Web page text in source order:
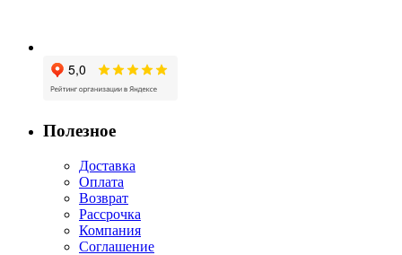
Полезное
Доставка
Оплата
Возврат
Рассрочка
Компания
Соглашение